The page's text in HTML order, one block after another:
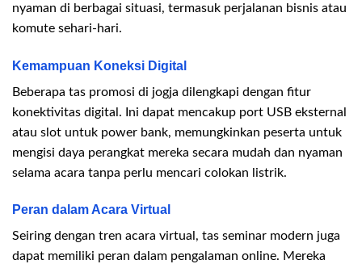
nyaman di berbagai situasi, termasuk perjalanan bisnis atau
komute sehari-hari.
Kemampuan Koneksi Digital
Beberapa tas promosi di jogja dilengkapi dengan fitur
konektivitas digital. Ini dapat mencakup port USB eksternal
atau slot untuk power bank, memungkinkan peserta untuk
mengisi daya perangkat mereka secara mudah dan nyaman
selama acara tanpa perlu mencari colokan listrik.
Peran dalam Acara Virtual
Seiring dengan tren acara virtual, tas seminar modern juga
dapat memiliki peran dalam pengalaman online. Mereka